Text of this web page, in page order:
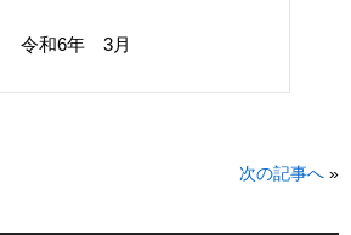
令和6年 3月
次の記事へ »